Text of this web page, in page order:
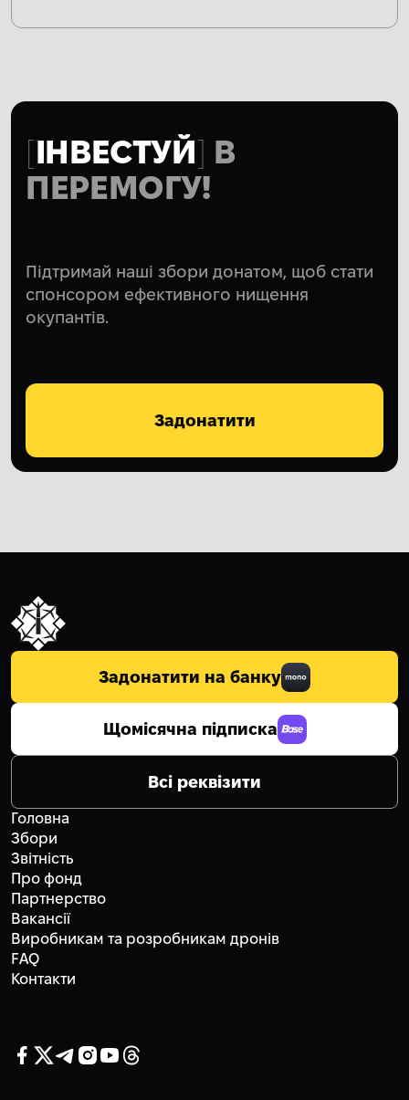
ІНВЕСТУЙ В
ПЕРЕМОГУ!
Підтримай наші збори донатом, щоб стати
спонсором ефективного нищення
окупантів.
Задонатити
Задонатити на банку
Щомісячна підписка
Всі реквізити
Головна
Збори
Звітність
Про фонд
Партнерство
Вакансії
Виробникам та розробникам дронів
FAQ
Контакти